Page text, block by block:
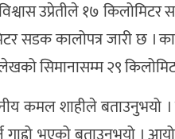
उप्रेतीले १७
सडक कालोपत्र जारी छ ।
सिमानासम्म २९
शाहीले बताउनुभयो ।